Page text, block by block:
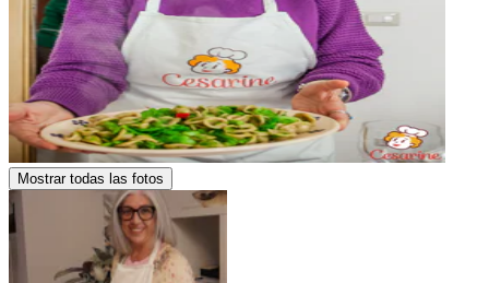
Mostrar todas las fotos